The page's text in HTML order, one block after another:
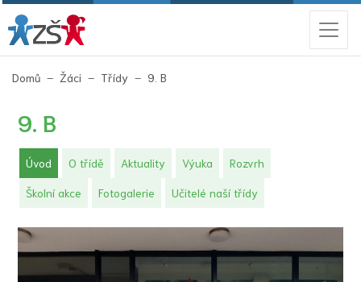
Domů Žáci Třídy 9. B
9. B
Úvod (aktuální)
O třídě Aktuality Výuka Rozvrh
Školní akce Fotogalerie Učitelé naší třídy